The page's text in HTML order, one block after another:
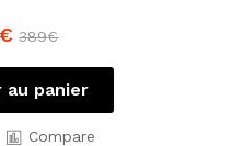
€ 389€
au panier
Compare